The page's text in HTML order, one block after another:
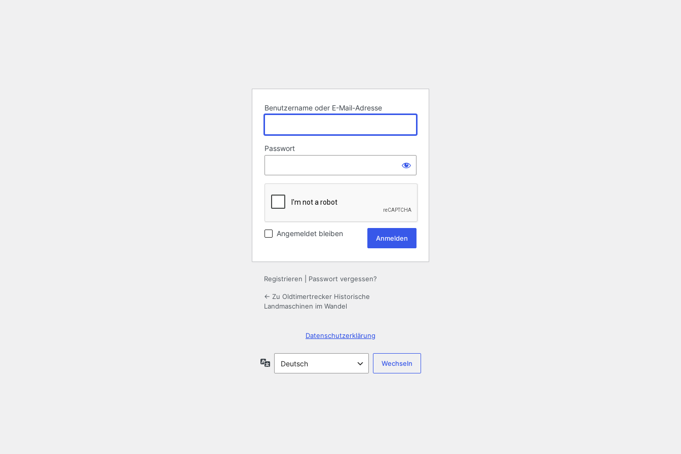
Benutzername oder E-Mail-Adresse
Passwort
Angemeldet bleiben
Registrieren Passwort vergessen?
← Zu Oldtimertrecker Historische
Landmaschinen im Wandel
Datenschutzerklärung
Sprache